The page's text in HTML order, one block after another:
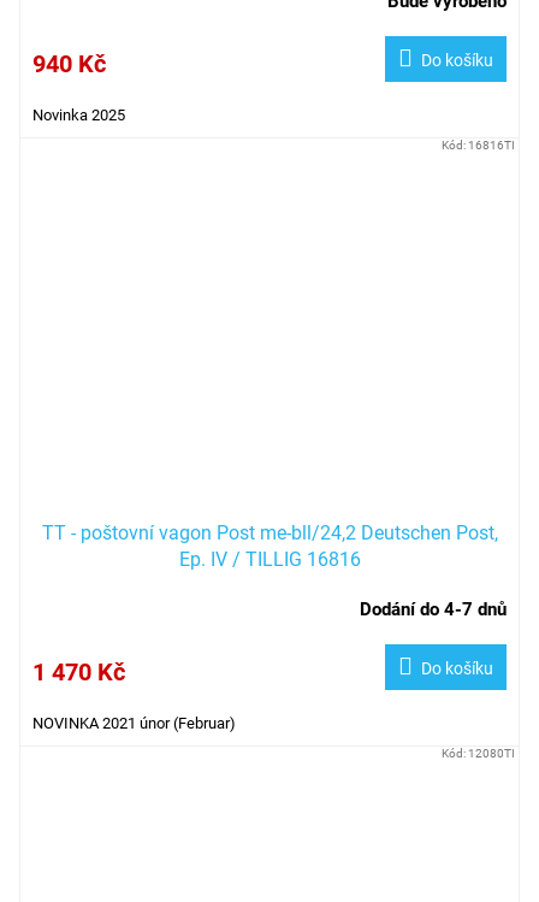
940 Kč Do košíku
Novinka 2025
TT - poštovní vagon Post me-bll/24,2 Deutschen Post,
Ep. IV / TILLIG 16816
Dodání do 4-7 dnů
1 470 Kč Do košíku
NOVINKA 2021 únor (Februar)
Kód: 16816TI
Kód: 12080TI